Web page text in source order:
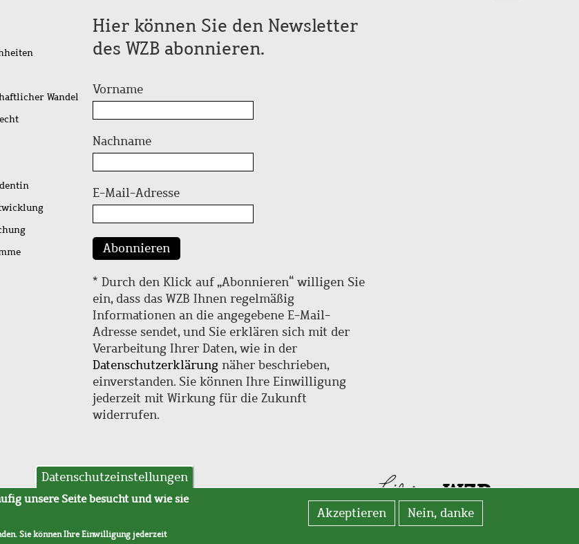
Wandel
Hier können Sie den Newsletter
des WZB abonnieren.
Vorname
Nachname
E-Mail-Adresse
Abonnieren
* Durch den Klick auf „Abonnieren“ willigen Sie
ein, dass das WZB Ihnen regelmäßig
Informationen an die angegebene E-Mail-
Adresse sendet, und Sie erklären sich mit der
Verarbeitung Ihrer Daten, wie in der
Datenschutzerklärung näher beschrieben,
einverstanden. Sie können Ihre Einwilligung
jederzeit mit Wirkung für die Zukunft
widerrufen.
Datenschutzeinstellungen
unsere Seite besucht und wie sie
Sie können Ihre Einwilligung jederzeit
Akzeptieren Nein, danke